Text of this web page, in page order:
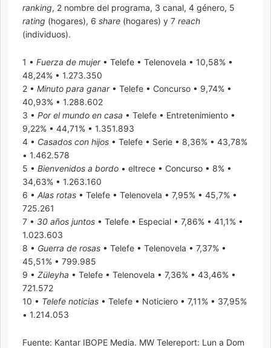
ranking, 2 nombre del programa, 3 canal, 4 género, 5
rating (hogares), 6 share (hogares) y 7 reach
(individuos).
1 • Fuerza de mujer• Telefe • Telenovela • 10,58% •
48,24% • 1.273.350
2 • Minuto para ganar• Telefe • Concurso • 9,74% •
40,93% • 1.288.602
3 • Por el mundo en casa • Telefe • Entretenimiento •
9,22% • 44,71% • 1.351.893
4 • Casados con hijos • Telefe • Serie • 8,36% • 43,78%
• 1.462.578
5 • Bienvenidos a bordo • eltrece • Concurso • 8% •
34,63% • 1.263.160
6 • Alas rotas • Telefe • Telenovela • 7,95% • 45,7% •
725.261
7 • 30 años juntos • Telefe • Especial • 7,86% • 41,1% •
1.023.603
8 • Guerra de rosas • Telefe • Telenovela • 7,37% •
45,51% • 799.985
9 • Züleyha • Telefe • Telenovela • 7,36% • 43,46% •
721.572
10 • Telefe noticias • Telefe • Noticiero • 7,11% • 37,95%
• 1.214.053
Fuente: Kantar IBOPE Media. MW Telereport: Lun a Dom